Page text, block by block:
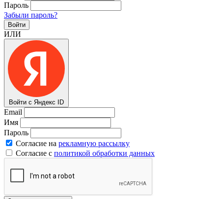
Пароль
Забыли пароль?
Войти
ИЛИ
Войти с Яндекс ID
Email
Имя
Пароль
Согласие на рекламную рассылку
Согласие с политикой обработки данных